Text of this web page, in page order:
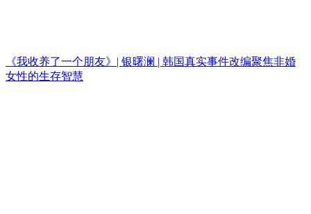
《我收养了一个朋友》| 银曙澜 | 韩国真实事件改编聚焦非婚
女性的生存智慧